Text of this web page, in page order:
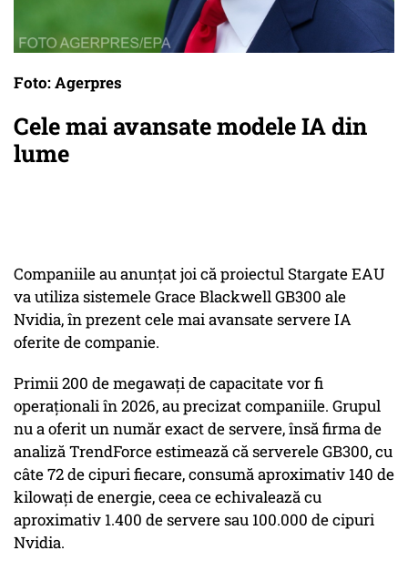
Foto: Agerpres
Cele mai avansate modele IA din
lume
Companiile au anunțat joi că proiectul Stargate EAU
va utiliza sistemele Grace Blackwell GB300 ale
Nvidia, în prezent cele mai avansate servere IA
oferite de companie.
Primii 200 de megawați de capacitate vor fi
operaționali în 2026, au precizat companiile. Grupul
nu a oferit un număr exact de servere, însă firma de
analiză TrendForce estimează că serverele GB300, cu
câte 72 de cipuri fiecare, consumă aproximativ 140 de
kilowați de energie, ceea ce echivalează cu
aproximativ 1.400 de servere sau 100.000 de cipuri
Nvidia.